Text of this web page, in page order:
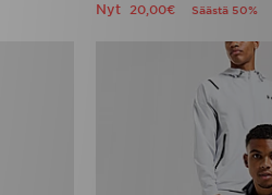
Nyt 20,00€ Säästä 50%